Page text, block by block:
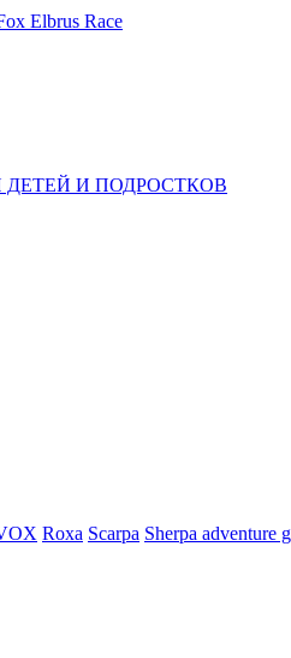
Elbrus Race
И ПОДРОСТКОВ
Roxa Scarpa Sherpa adventure